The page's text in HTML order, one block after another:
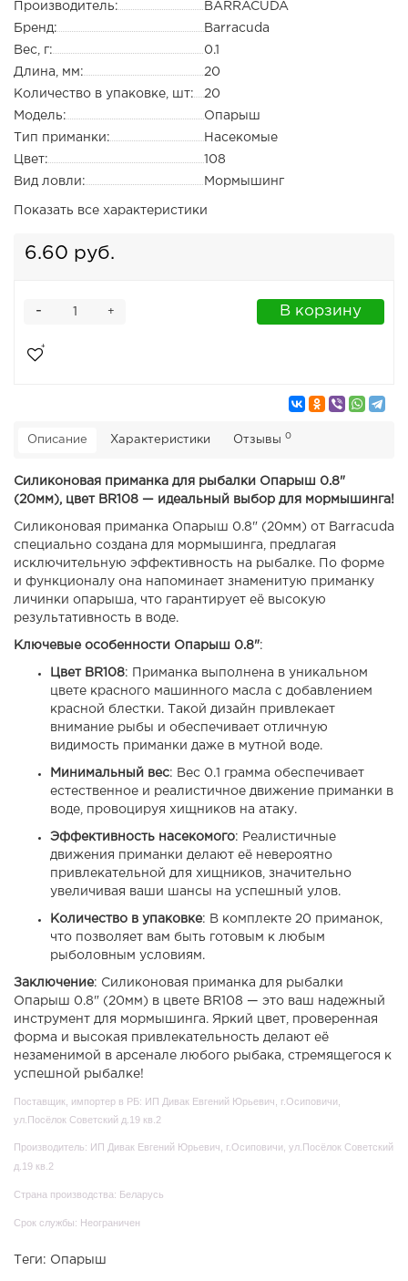
Производитель:
BARRACUDA
Бренд:
Barracuda
Вес, г:
0.1
Длина, мм:
20
Количество в упаковке, шт:
20
Модель:
Опарыш
Тип приманки:
Насекомые
Цвет:
108
Вид ловли:
Мормышинг
Показать все характеристики
6.60 руб.
+
- В корзину
Описание Характеристики Отзывы 0
Силиконовая приманка для рыбалки Опарыш 0.8"
(20мм), цвет BR108 — идеальный выбор для мормышинга!
Силиконовая приманка Опарыш 0.8" (20мм) от Barracuda
специально создана для мормышинга, предлагая
исключительную эффективность на рыбалке. По форме
и функционалу она напоминает знаменитую приманку
личинки опарыша, что гарантирует её высокую
результативность в воде.
Ключевые особенности Опарыш 0.8":
Цвет BR108: Приманка выполнена в уникальном
цвете красного машинного масла с добавлением
красной блестки. Такой дизайн привлекает
внимание рыбы и обеспечивает отличную
видимость приманки даже в мутной воде.
Минимальный вес: Вес 0.1 грамма обеспечивает
естественное и реалистичное движение приманки в
воде, провоцируя хищников на атаку.
Эффективность насекомого: Реалистичные
движения приманки делают её невероятно
привлекательной для хищников, значительно
увеличивая ваши шансы на успешный улов.
Количество в упаковке: В комплекте 20 приманок,
что позволяет вам быть готовым к любым
рыболовным условиям.
Заключение: Силиконовая приманка для рыбалки
Опарыш 0.8" (20мм) в цвете BR108 — это ваш надежный
инструмент для мормышинга. Яркий цвет, проверенная
форма и высокая привлекательность делают её
незаменимой в арсенале любого рыбака, стремящегося к
успешной рыбалке!
Поставщик, импортер в РБ: ИП Дивак Евгений Юрьевич, г.Осиповичи,
ул.Посёлок Советский д.19 кв.2
Производитель: ИП Дивак Евгений Юрьевич, г.Осиповичи, ул.Посёлок Советский
д.19 кв.2
Страна производства: Беларусь
Срок службы: Неограничен
Теги: Опарыш